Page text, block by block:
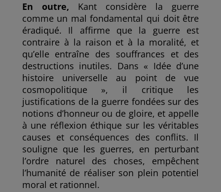
En outre, Kant considère la guerre
comme un mal fondamental qui doit être
éradiqué. Il affirme que la guerre est
contraire à la raison et à la moralité, et
qu’elle entraîne des souffrances et des
destructions inutiles. Dans « Idée d’une
histoire universelle au point de vue
cosmopolitique », il critique les
justifications de la guerre fondées sur des
notions d’honneur ou de gloire, et appelle
à une réflexion éthique sur les véritables
causes et conséquences des conflits. Il
souligne que les guerres, en perturbant
l’ordre naturel des choses, empêchent
l’humanité de réaliser son plein potentiel
moral et rationnel.